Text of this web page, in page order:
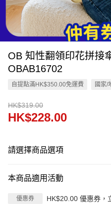
OB 知性翻領印花拼接
OBAB16702
自提點滿HK$350.00免運費 國家/
HK$319.00
HK$228.00
請選擇商品選項
本商品適用活動
優惠券 HK$20.00 優惠券，